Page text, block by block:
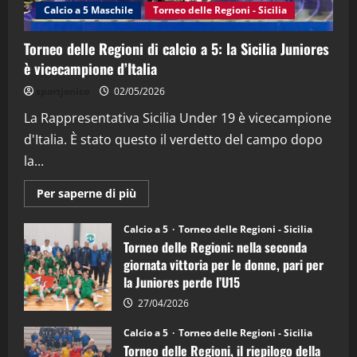
4 15/04/2026
"SportEmpire" in Podcast
“SportEmpire” in Podcast: 26^ Puntata
08/04/2026
Calcio a 5 Maschile Torneo delle Regioni - Sicilia
Torneo delle Regioni di calcio a 5: la Sicilia Juniores
è vicecampione d’Italia
02/05/2026
La Rappresentativa Sicilia Under 19 è vicecampione
d'Italia. È stato questo il verdetto del campo dopo
la...
Per saperne di più
informazioni
Torneo
delle
Regioni
di
calcio
a
5:
la
Juniores
è
vicecampione
Calcio a 5 Torneo delle Regioni - Sicilia
Torneo delle Regioni: nella seconda
giornata vittoria per le donne, pari per
la Juniores perde l’U15
27/04/2026
Calcio a 5 Torneo delle Regioni - Sicilia
Torneo delle Regioni, il riepilogo della